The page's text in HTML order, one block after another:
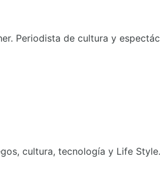
Periodista de cultura y
cultura, tecnología y Life Style.